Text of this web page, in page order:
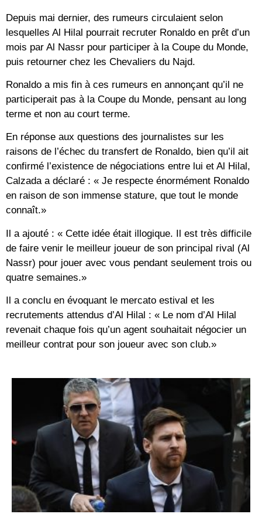
Depuis mai dernier, des rumeurs circulaient selon
lesquelles Al Hilal pourrait recruter Ronaldo en prêt d’un
mois par Al Nassr pour participer à la Coupe du Monde,
puis retourner chez les Chevaliers du Najd.
Ronaldo a mis fin à ces rumeurs en annonçant qu’il ne
participerait pas à la Coupe du Monde, pensant au long
terme et non au court terme.
En réponse aux questions des journalistes sur les
raisons de l’échec du transfert de Ronaldo, bien qu’il ait
confirmé l’existence de négociations entre lui et Al Hilal,
Calzada a déclaré : « Je respecte énormément Ronaldo
en raison de son immense stature, que tout le monde
connaît.»
Il a ajouté : « Cette idée était illogique. Il est très difficile
de faire venir le meilleur joueur de son principal rival (Al
Nassr) pour jouer avec vous pendant seulement trois ou
quatre semaines.»
Il a conclu en évoquant le mercato estival et les
recrutements attendus d’Al Hilal : « Le nom d’Al Hilal
revenait chaque fois qu’un agent souhaitait négocier un
meilleur contrat pour son joueur avec son club.»